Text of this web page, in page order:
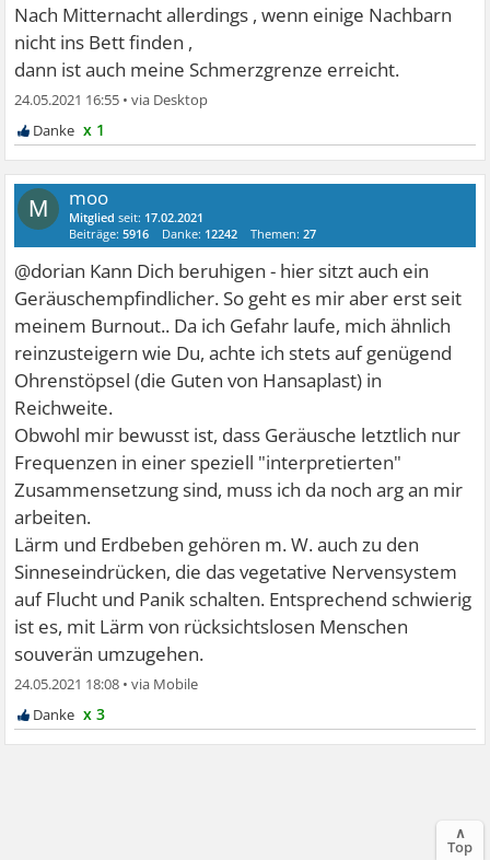
Nach Mitternacht allerdings , wenn einige Nachbarn
nicht ins Bett finden ,
dann ist auch meine Schmerzgrenze erreicht.
24.05.2021 16:55 •
x 1
M moo
Mitglied seit: 17.02.2021
Beiträge:5916 Danke: 12242 Themen:27
@dorian Kann Dich beruhigen - hier sitzt auch ein
Geräuschempfindlicher. So geht es mir aber erst seit
meinem Burnout.. Da ich Gefahr laufe, mich ähnlich
reinzusteigern wie Du, achte ich stets auf genügend
Ohrenstöpsel (die Guten von Hansaplast) in
Reichweite.
Obwohl mir bewusst ist, dass Geräusche letztlich nur
Frequenzen in einer speziell "interpretierten"
Zusammensetzung sind, muss ich da noch arg an mir
arbeiten.
Lärm und Erdbeben gehören m. W. auch zu den
Sinneseindrücken, die das vegetative Nervensystem
auf Flucht und Panik schalten. Entsprechend schwierig
ist es, mit Lärm von rücksichtslosen Menschen
souverän umzugehen.
24.05.2021 18:08 •
x 3
∧
Top